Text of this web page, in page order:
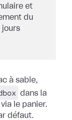
et
du
jours
à sable,
dans la
le panier.
défaut.